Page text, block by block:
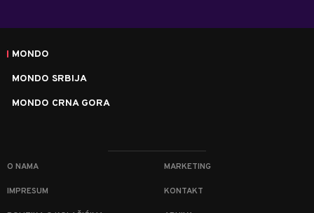
MONDO
MONDO SRBIJA
MONDO CRNA GORA
O NAMA MARKETING
IMPRESUM KONTAKT